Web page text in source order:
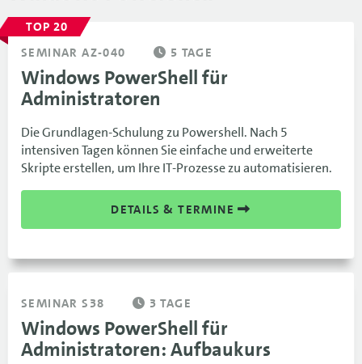
TOP 20
SEMINAR AZ-040
5 TAGE
Windows PowerShell für
Administratoren
Die Grundlagen-Schulung zu Powershell. Nach 5
intensiven Tagen können Sie einfache und erweiterte
Skripte erstellen, um Ihre IT-Prozesse zu automatisieren.
DETAILS & TERMINE
SEMINAR S38 3 TAGE
Windows PowerShell für
Administratoren: Aufbaukurs